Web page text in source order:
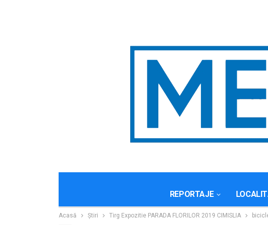
REPORTAJE
Acasă Știri Tirg Expozitie PARADA FLORILOR 2019 CIMISLIA